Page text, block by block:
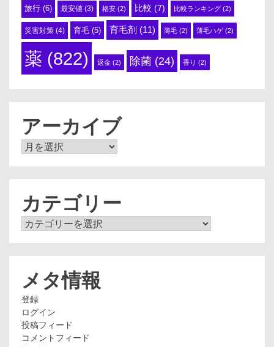
旅行 (6) 最安値 (3) 格安 (2) 比較 (7) 比較ランキング (2)
災害対策 (4) 育毛 (5) 育毛剤 (11) 薄毛 (2) 薄毛ハゲ(2)
薬 (822) 返金 (2) 除菌 (24) 香り (2)
アーカイブ
ア
カテゴリー
カ
メタ情報
登録
ログイン
投稿フィード
コメントフィード